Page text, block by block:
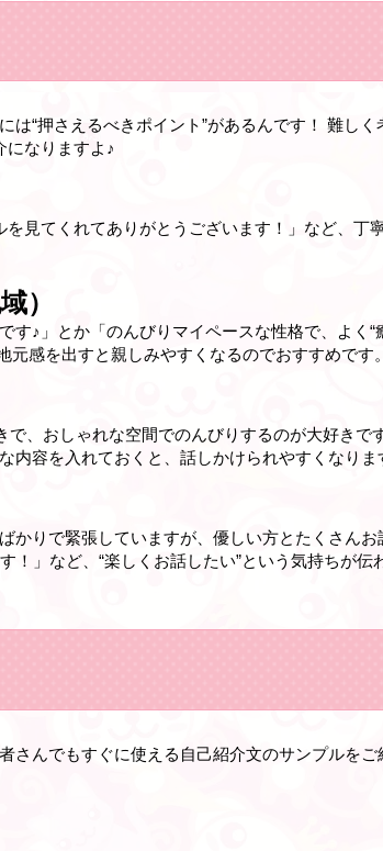
“押さえるべきポイント”があるんです！ 難しく
になりますよ♪
見てくれてありがとうございます！」など、丁
）
♪」とか「のんびりマイペースな性格で、よく“
感を出すと親しみやすくなるのでおすすめです。
、おしゃれな空間でのんびりするのが大好きで
内容を入れておくと、話しかけられやすくなりま
かりで緊張していますが、優しい方とたくさんお
」など、“楽しくお話したい”という気持ちが伝
さんでもすぐに使える自己紹介文のサンプルをご